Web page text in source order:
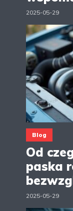
2025-05-29
Blog
Od
paska
2025-05-29